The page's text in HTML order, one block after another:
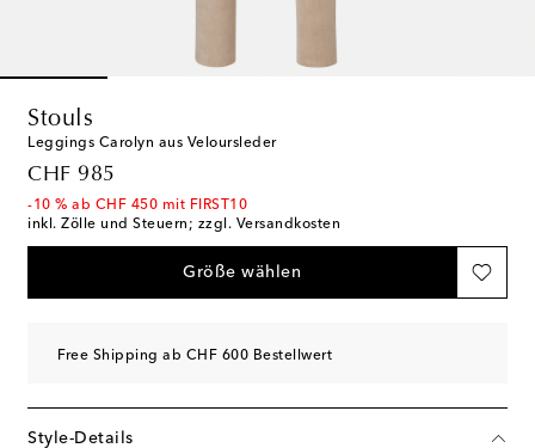
Stouls
Leggings Carolyn aus Veloursleder
CHF 985
original price
-10 % ab CHF 450 mit FIRST10
inkl. Zölle und Steuern; zzgl. Versandkosten
Größe wählen
Free Shipping ab CHF 600 Bestellwert
Style-Details